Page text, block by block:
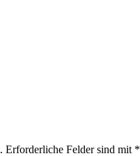
Erforderliche Felder sind mit *